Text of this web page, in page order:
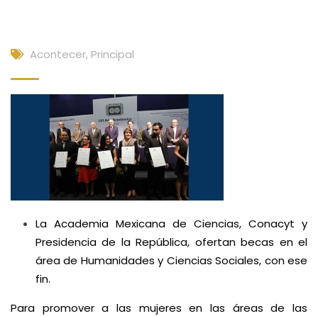
Acontecer, Principal
La Academia Mexicana de Ciencias, Conacyt y
Presidencia de la República, ofertan becas en el
área de Humanidades y Ciencias Sociales, con ese
fin.
Para promover a las mujeres en las áreas de las